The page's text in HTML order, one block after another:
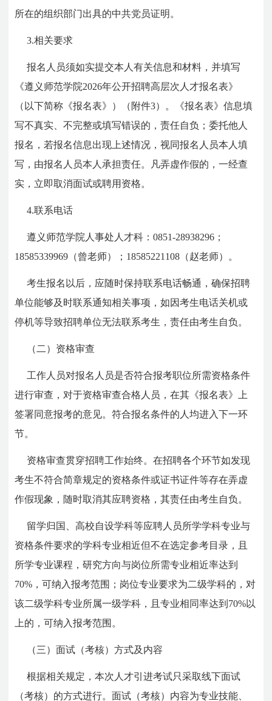
所在的组织部门出具的中共党员证明。
3.相关要求
报名人员须如实提交本人有关信息和材料，并填写
《遵义师范学院2026年公开招聘高层次人才报名表》
（以下简称《报名表》）（附件3）。《报名表》信息填
写不真实、不完整或填写错误的，责任自负；委托他人
报名，若报名信息出现上述情况，视同报名人员本人填
写，由报名人员本人承担责任。凡弄虚作假的，一经查
实，立即取消面试或聘用资格。
4.联系电话
遵义师范学院人事处人才科：0851-28938296；
18585339969（曾老师）；18585221108（赵老师）。
考生报名以后，应随时保持联系电话畅通，确保招聘
单位能够及时联系通知相关事项，如因考生电话关机或
停机等导致招聘单位无法联系考生，责任由考生自负。
（二）资格审查
工作人员对报名人员是否符合报考职位所需资格条件
进行审查，对于资格审查合格人员，在其《报名表》上
签署同意报考的意见。符合报名条件的人均进入下一环
节。
资格审查贯穿招聘工作始终。在招聘各个环节如发现
考生不符合简章规定的资格条件或证书证件等存在弄虚
作假现象，随时取消其应聘资格，其责任由考生自负。
留学归国、高校自设学科等应聘人员所学学科专业与
资格条件要求的学科专业相近但不在选定参考目录，且
所学专业课程，研究方向与岗位所需专业相近率达到
70%，可纳入报考范围；岗位专业要求为二级学科的，对
该二级学科专业所属一级学科，且专业相同率达到70%以
上的，可纳入报考范围。
（三）面试（考核）方式及内容
根据相关规定，本次人才引进考试只采取线下面试
（考核）的方式进行。面试（考核）内容为专业技能、